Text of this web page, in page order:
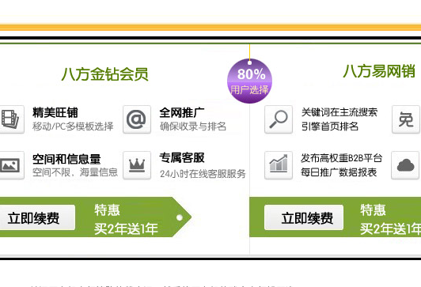
4.1 必要工具：螺丝刀、白布、手套、扳手、警告标牌、兆欧表。
4.2.1 进行调节、维护、检查等作业，不运转压力机时必须操作如下：
4.2.1.1 按压“紧急停止”按钮；
4.2.2.2 按操纵盒上的电机停止按钮，使电机停止运行；
4.2.2.4 打开电气箱门，将电源总开关置于断位；
4.2.2.5 将外部断路器上锁；